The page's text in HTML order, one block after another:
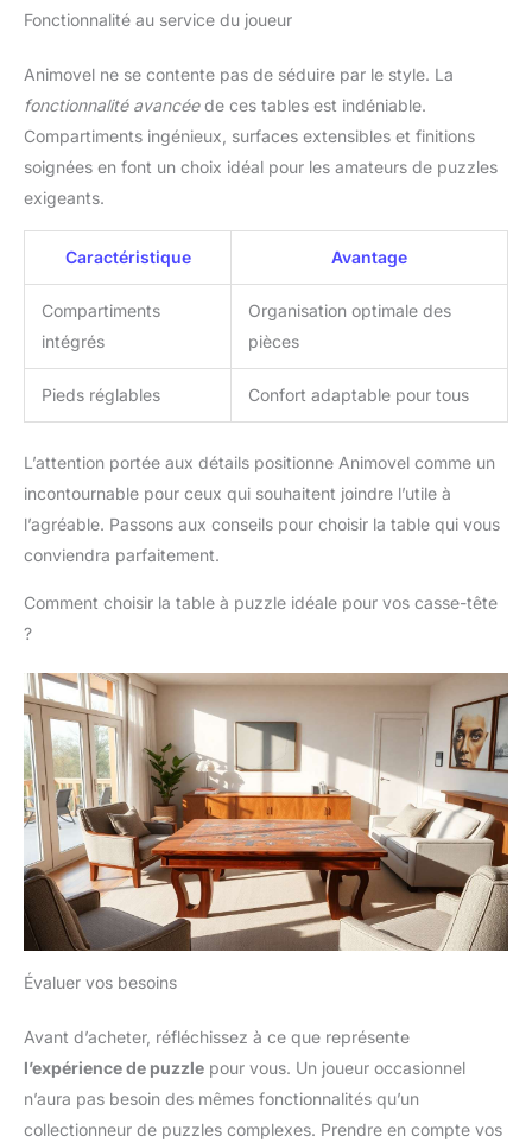
Fonctionnalité au service du joueur
Animovel ne se contente pas de séduire par le style. La
fonctionnalité avancéede ces tables est indéniable.
Compartiments ingénieux, surfaces extensibles et finitions
soignées en font un choix idéal pour les amateurs de puzzles
exigeants.
Caractéristique Avantage
Compartiments
intégrés
Organisation optimale des
pièces
Pieds réglables Confort adaptable pour tous
L’attention portée aux détails positionne Animovel comme un
incontournable pour ceux qui souhaitent joindre l’utile à
l’agréable. Passons aux conseils pour choisir la table qui vous
conviendra parfaitement.
Comment choisir la table à puzzle idéale pour vos casse-tête
?
Évaluer vos besoins
Avant d’acheter, réfléchissez à ce que représente
l’expérience de puzzle pour vous. Un joueur occasionnel
n’aura pas besoin des mêmes fonctionnalités qu’un
collectionneur de puzzles complexes. Prendre en compte vos